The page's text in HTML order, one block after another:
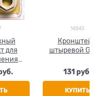
для
4"
14845
штыревой
131 руб.
КУПИТЬ